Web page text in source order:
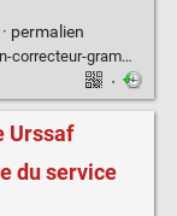
permalien
ajouter-un-correcteur-grammatical-dans-thunderbird
·
Urssaf
du service